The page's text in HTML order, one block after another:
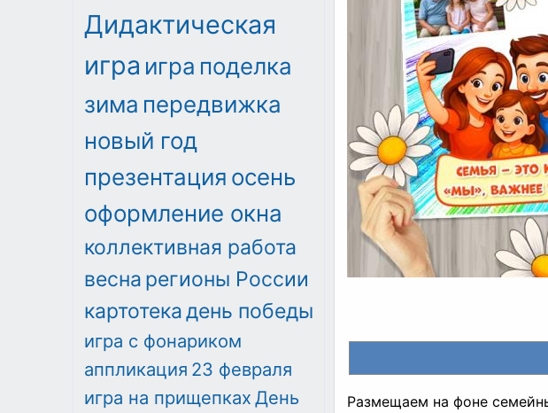
Размещаем на фоне
Дидактическая
игра игра поделка
зима передвижка
новый год
презентация осень
оформление окна
коллективная работа
весна регионы России
картотекадень победы
игра с фонариком
аппликация 23 февраля
игра на прищепках День